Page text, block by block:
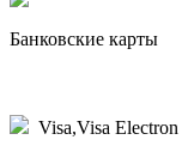
Банковские карты
Visa,Visa Electron